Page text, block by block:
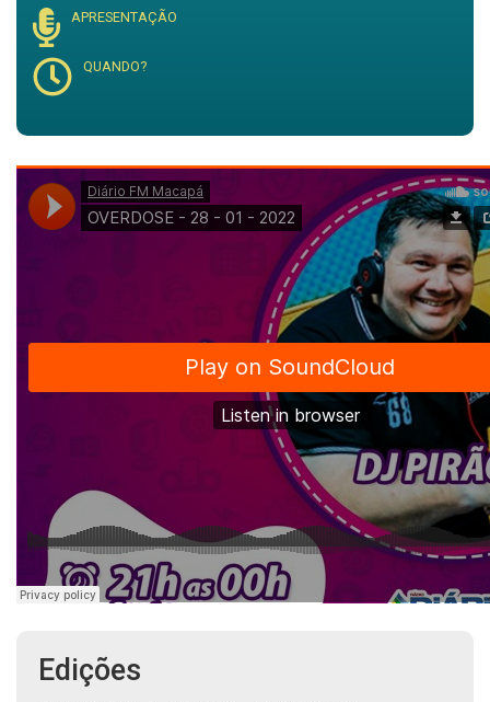
APRESENTAÇÃO
QUANDO?
Edições